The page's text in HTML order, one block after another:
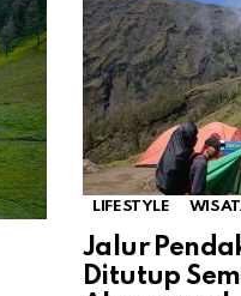
LIFESTYLE
Jalur
Ditutup